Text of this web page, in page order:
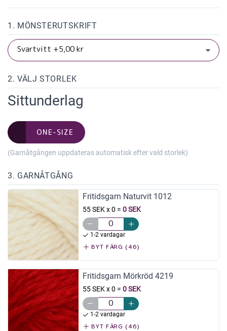
1. MÖNSTERUTSKRIFT
2. VÄLJ STORLEK
Sittunderlag
ONE-SIZE
(Garnåtgången uppdateras automatisk efter vald storlek)
3. GARNÅTGÅNG
Fritidsgarn Naturvit 1012
55 SEK x 0 = 0 SEK
1-2 vardagar
BYT FÄRG (46)
Fritidsgarn Mörkröd 4219
55 SEK x 0 = 0 SEK
1-2 vardagar
BYT FÄRG (46)